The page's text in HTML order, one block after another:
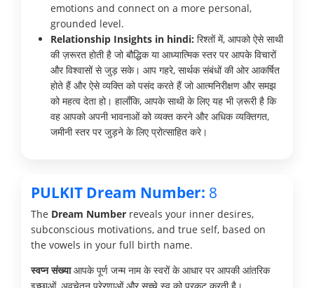
emotions and connect on a more personal,
grounded level.
Relationship Insights in hindi: रिश्तों में, आपको ऐसे साथी
की ज़रूरत होती है जो बौद्धिक या आध्यात्मिक स्तर पर आपके विचारों
और विश्वासों से जुड़ सके। आप गहरे, सार्थक संबंधों की ओर आकर्षित
होते हैं और ऐसे व्यक्ति को पसंद करते हैं जो आत्मनिरीक्षण और समझ
को महत्व देता हो। हालाँकि, आपके साथी के लिए यह भी ज़रूरी है कि
वह आपको अपनी भावनाओं को व्यक्त करने और अधिक व्यक्तिगत,
जमीनी स्तर पर जुड़ने के लिए प्रोत्साहित करे।
PULKIT Dream Number: 8
The Dream Number reveals your inner desires,
subconscious motivations, and true self, based on
the vowels in your full birth name.
स्वप्न संख्याआपके पूर्ण जन्म नाम के स्वरों के आधार पर आपकी आंतरिक